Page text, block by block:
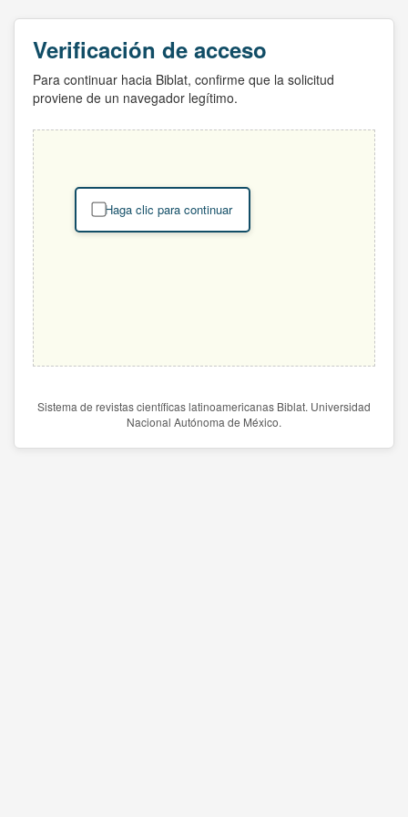
Verificación de acceso
Para continuar hacia Biblat, confirme que la solicitud
proviene de un navegador legítimo.
Haga clic para continuar
Sistema de revistas científicas latinoamericanas Biblat. Universidad
Nacional Autónoma de México.